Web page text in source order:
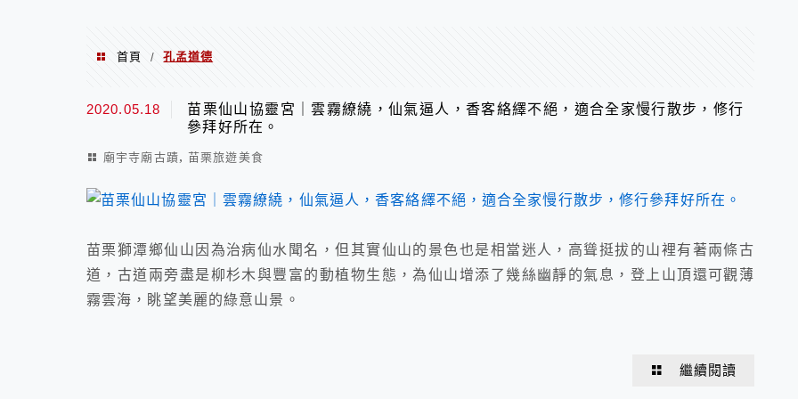
首頁 / 孔孟道德
孔孟道德
2020.05.18
苗栗仙山協靈宮｜雲霧繚繞，仙氣逼人，香客絡繹不絕，適合全家慢行散步，修行
參拜好所在。
廟宇寺廟古蹟,苗栗旅遊美食
苗栗獅潭鄉仙山因為治病仙水聞名，但其實仙山的景色也是相當迷人，高聳挺拔的山裡有著兩條古
道，古道兩旁盡是柳杉木與豐富的動植物生態，為仙山增添了幾絲幽靜的氣息，登上山頂還可觀薄
霧雲海，眺望美麗的綠意山景。
繼續閱讀